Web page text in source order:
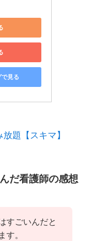
見る
題【スキマ】
だ看護師の感想
すごいんだと
す。